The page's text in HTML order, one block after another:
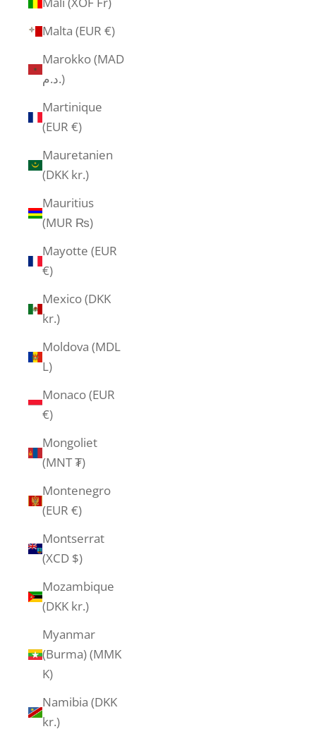
Malta (EUR €)
Marokko (MAD
د.م.)
Martinique
(EUR €)
Mauretanien
(DKK kr.)
Mauritius
(MUR ₨)
Mayotte (EUR
€)
Mexico (DKK
kr.)
Moldova (MDL
L)
Monaco (EUR
€)
Mongoliet
(MNT ₮)
Montenegro
(EUR €)
Montserrat
(XCD $)
Mozambique
(DKK kr.)
Myanmar
(Burma) (MMK
K)
Namibia (DKK
kr.)